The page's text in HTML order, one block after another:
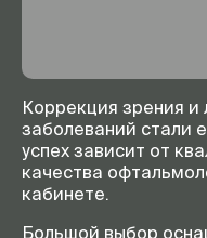
Коррекция зрения и
заболеваний стали
успех зависит от
качества
кабинете.
Большой выбор